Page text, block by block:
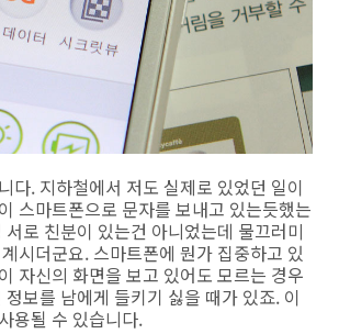
다. 지하철에서 저도 실제로 있었던 일이
스마트폰으로 문자를 보내고 있는듯했는
로 친분이 있는건 아니었는데 물끄러미
시더군요. 스마트폰에 뭔가 집중하고 있
자신의 화면을 보고 있어도 모르는 경우
보를 남에게 들키기 싫을 때가 있죠. 이
용될 수 있습니다.